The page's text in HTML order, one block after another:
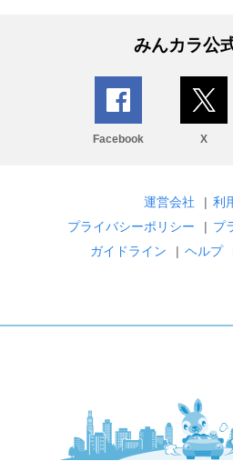
みんカラ公
Facebook X
運営会社 | 利
プライバシーポリシー
| プ
ガイドライン
| ヘルプ